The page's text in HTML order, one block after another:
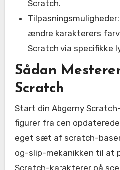
Scratch.
ændre karakterers
Scratch via specifikke
Sådan
Scratch
Start din Abgerny
figurer fra den
eget sæt af scratch-
og-slip-mekanikken til at
Scratch-karakterer på